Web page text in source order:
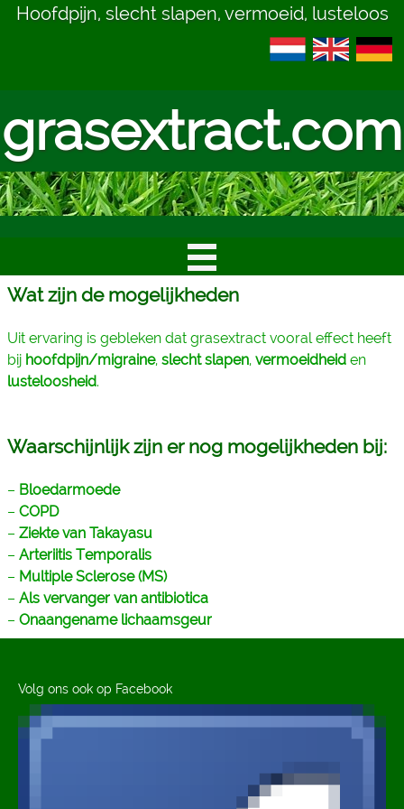
Wat zijn de mogelijkheden
Uit ervaring is gebleken dat grasextract vooral effect heeft
bij hoofdpijn/migraine, slecht slapen, vermoeidheid en
lusteloosheid.
Waarschijnlijk zijn er nog mogelijkheden bij:
– Bloedarmoede
– COPD
– Ziekte van Takayasu
– Arteriitis Temporalis
– Multiple Sclerose (MS)
– Als vervanger van antibiotica
– Onaangename lichaamsgeur
Volg ons ook op Facebook
Hoofdpijn, slecht slapen, vermoeid, lusteloos
grasextract.com